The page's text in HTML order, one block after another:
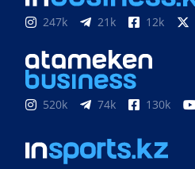
247k 21k 12k
520k 74k 130k